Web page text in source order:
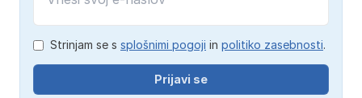
Strinjam se s splošnimi pogoji in politiko zasebnosti.
Prijavi se